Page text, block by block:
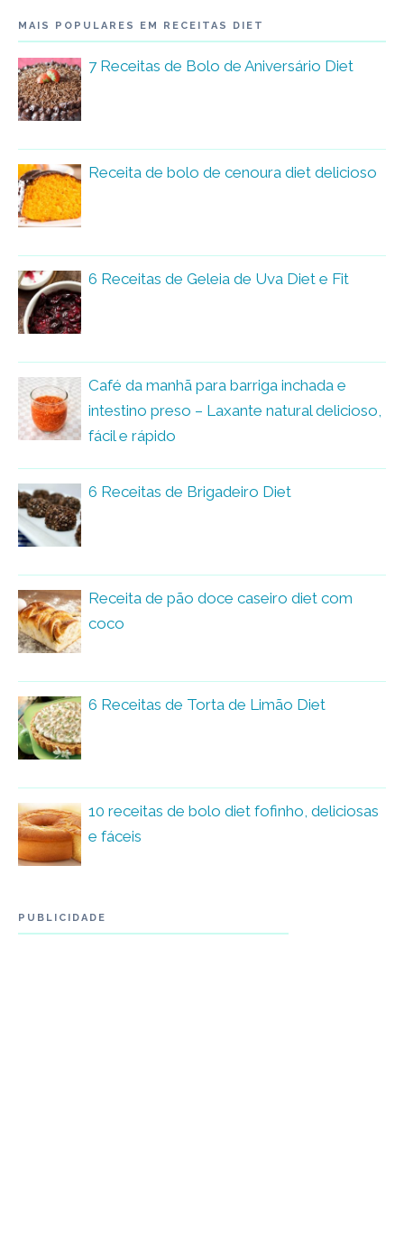
MAIS POPULARES EM RECEITAS DIET
7 Receitas de Bolo de Aniversário Diet
Receita de bolo de cenoura diet delicioso
6 Receitas de Geleia de Uva Diet e Fit
Café da manhã para barriga inchada e
intestino preso – Laxante natural delicioso,
fácil e rápido
6 Receitas de Brigadeiro Diet
Receita de pão doce caseiro diet com
coco
6 Receitas de Torta de Limão Diet
10 receitas de bolo diet fofinho, deliciosas
e fáceis
PUBLICIDADE